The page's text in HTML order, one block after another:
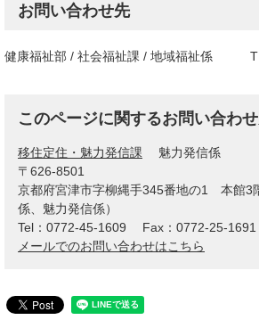
お問い合わせ先
健康福祉部 / 社会福祉課 / 地域福祉係
このページに関するお問い合わ
移住定住・魅力発信課
魅力発信係
〒626-8501
京都府宮津市字柳縄手345番地の1 本館3
係、魅力発信係）
Tel：0772-45-1609
Fax：0772-25-1691
メールでのお問い合わせはこちら